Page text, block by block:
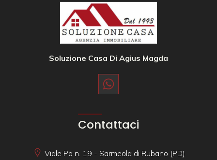
Soluzione Casa Di Agius Magda
Contattaci
Viale Po n. 19 - Sarmeola di Rubano (PD)